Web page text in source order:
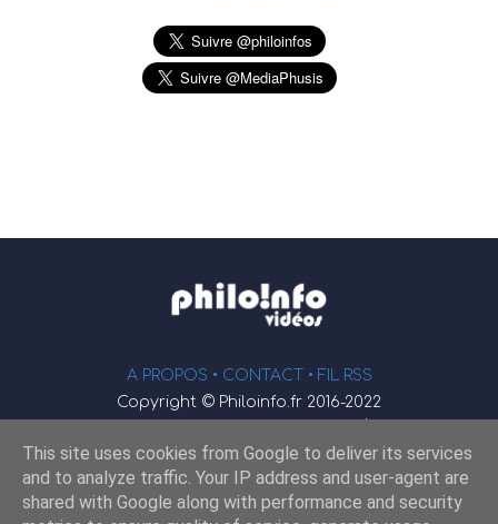
A PROPOS • CONTACT • FIL RSS
Copyright © Philoinfo.fr 2016-2022
φ
Webmaster : JEND
This site uses cookies from Google to deliver its services
and to analyze traffic. Your IP address and user-agent are
shared with Google along with performance and security